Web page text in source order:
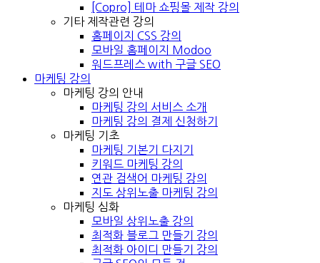
[Copro] 테마 쇼핑몰 제작 강의
기타 제작관련 강의
홈페이지 CSS 강의
모바일 홈페이지 Modoo
워드프레스 with 구글 SEO
마케팅 강의
마케팅 강의 안내
마케팅 강의 서비스 소개
마케팅 강의 결제 신청하기
마케팅 기초
마케팅 기본기 다지기
키워드 마케팅 강의
연관 검색어 마케팅 강의
지도 상위노출 마케팅 강의
마케팅 심화
모바일 상위노출 강의
최적화 블로그 만들기 강의
최적화 아이디 만들기 강의